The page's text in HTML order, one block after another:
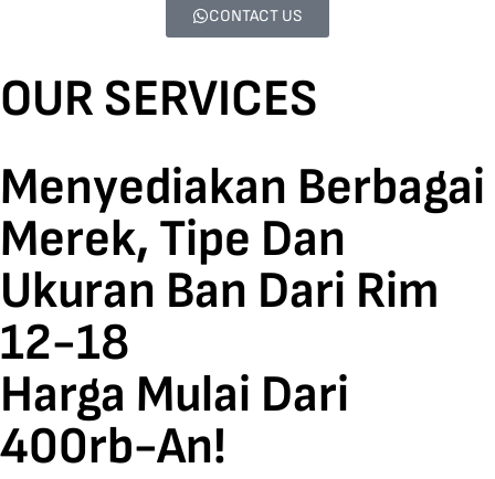
CONTACT US
OUR SERVICES
Menyediakan Berbagai
Merek, Tipe Dan
Ukuran Ban Dari Rim
12-18
Harga Mulai Dari
400rb-An!